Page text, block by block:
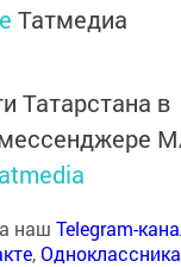
Татмедиа
Татарстана в
наш Telegram-
,